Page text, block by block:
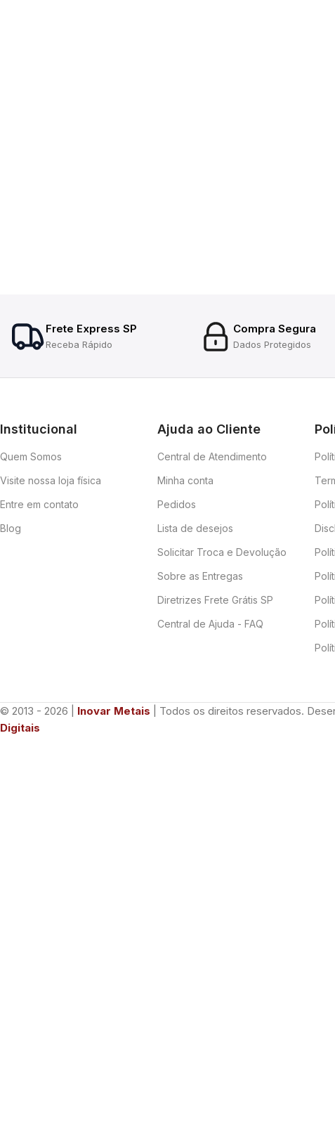
Frete Express SP
Receba Rápido
Compra Segura
Dados Protegidos
Institucional
Quem Somos
Visite nossa loja física
Entre em contato
Blog
Ajuda ao Cliente
Central de Atendimento
Minha conta
Pedidos
Lista de desejos
Solicitar Troca e Devolução
Sobre as Entregas
Diretrizes Frete Grátis SP
Central de Ajuda - FAQ
© 2013 - 2026 | Inovar Metais | Todos os direitos reservados.
Digitais